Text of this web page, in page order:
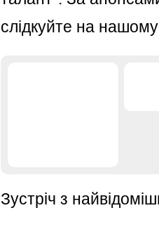
слідкуйте на
Зустріч з